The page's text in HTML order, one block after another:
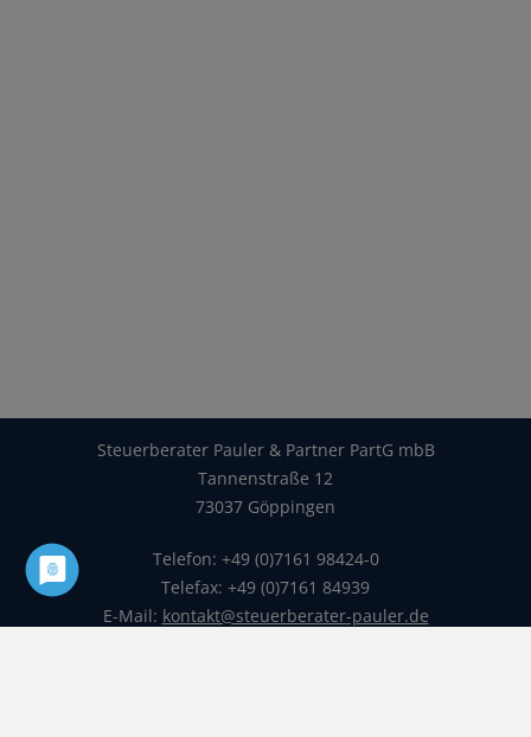
Steuerberater Pauler & Partner PartG mbB
Tannenstraße 12
73037 Göppingen
Telefon: +49 (0)7161 98424-0
Telefax: +49 (0)7161 84939
E-Mail: kontakt@steuerberater-pauler.de